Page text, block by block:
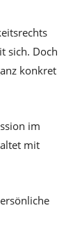
sich. Doch
konkret
im
mit